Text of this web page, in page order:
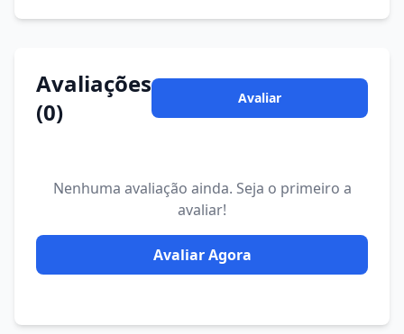
Avaliações
(0)
Avaliar
Nenhuma avaliação ainda. Seja o primeiro a
avaliar!
Avaliar Agora